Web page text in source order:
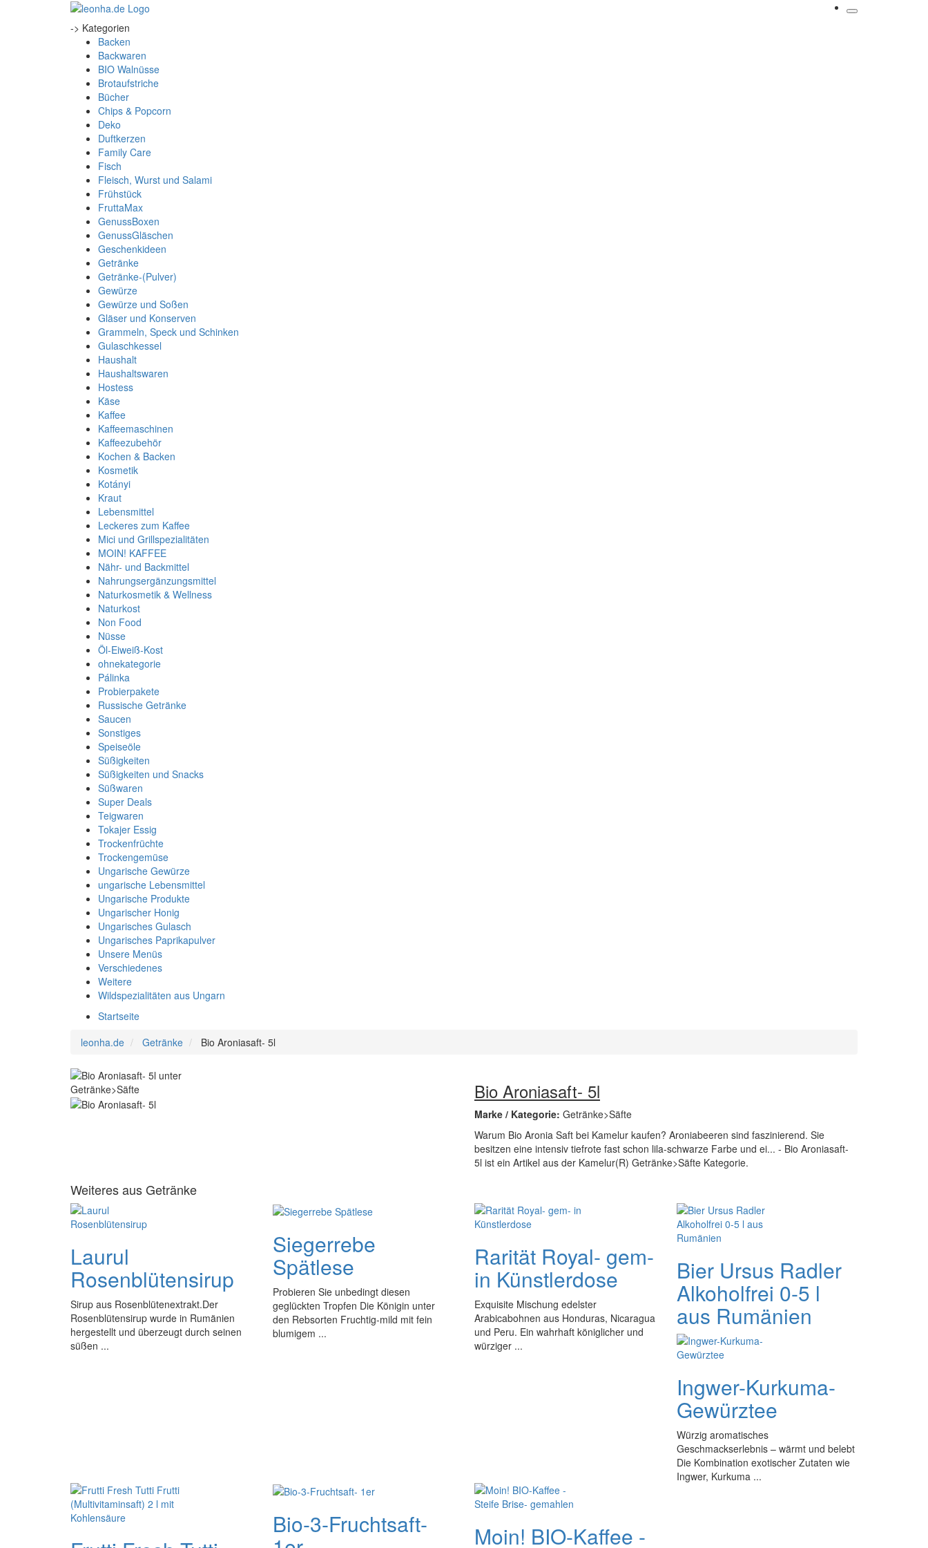
-> Kategorien
Backen
Backwaren
BIO Walnüsse
Brotaufstriche
Bücher
Chips & Popcorn
Deko
Duftkerzen
Family Care
Fisch
Fleisch, Wurst und Salami
Frühstück
FruttaMax
GenussBoxen
GenussGläschen
Geschenkideen
Getränke
Getränke-(Pulver)
Gewürze
Gewürze und Soßen
Gläser und Konserven
Grammeln, Speck und Schinken
Gulaschkessel
Haushalt
Haushaltswaren
Hostess
Käse
Kaffee
Kaffeemaschinen
Kaffeezubehör
Kochen & Backen
Kosmetik
Kotányi
Kraut
Lebensmittel
Leckeres zum Kaffee
Mici und Grillspezialitäten
MOIN! KAFFEE
Nähr- und Backmittel
Nahrungsergänzungsmittel
Naturkosmetik & Wellness
Naturkost
Non Food
Nüsse
Öl-Eiweiß-Kost
ohnekategorie
Pálinka
Probierpakete
Russische Getränke
Saucen
Sonstiges
Speiseöle
Süßigkeiten
Süßigkeiten und Snacks
Süßwaren
Super Deals
Teigwaren
Tokajer Essig
Trockenfrüchte
Trockengemüse
Ungarische Gewürze
ungarische Lebensmittel
Ungarische Produkte
Ungarischer Honig
Ungarisches Gulasch
Ungarisches Paprikapulver
Unsere Menüs
Verschiedenes
Weitere
Wildspezialitäten aus Ungarn
Startseite
leonha.de
Getränke Bio Aroniasaft- 5l
Bio Aroniasaft- 5l
Marke / Kategorie: Getränke>Säfte
Warum Bio Aronia Saft bei Kamelur kaufen? Aroniabeeren sind faszinierend. Sie
besitzen eine intensiv tiefrote fast schon lila-schwarze Farbe und ei... - Bio Aroniasaft-
5l ist ein Artikel aus der Kamelur(R) Getränke>Säfte Kategorie.
Weiteres aus Getränke
Laurul
Rosenblütensirup
Sirup aus Rosenblütenextrakt.Der
Rosenblütensirup wurde in Rumänien
hergestellt und überzeugt durch seinen
süßen ...
Siegerrebe
Spätlese
Probieren Sie unbedingt diesen
geglückten Tropfen Die Königin unter
den Rebsorten Fruchtig-mild mit fein
blumigem ...
Rarität Royal- gem-
in Künstlerdose
Exquisite Mischung edelster
Arabicabohnen aus Honduras, Nicaragua
und Peru. Ein wahrhaft königlicher und
würziger ...
Bier Ursus Radler
Alkoholfrei 0-5 l
aus Rumänien
Ingwer-Kurkuma-
Gewürztee
Würzig aromatisches
Geschmackserlebnis – wärmt und belebt
Die Kombination exotischer Zutaten wie
Ingwer, Kurkuma ...
Bio-3-Fruchtsaft- Moin! BIO-Kaffee -